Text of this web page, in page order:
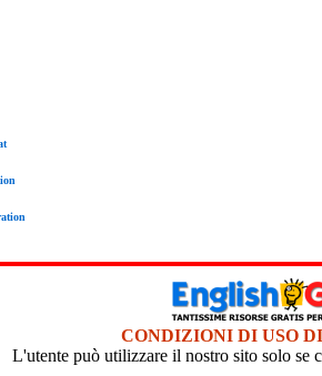
CONDIZIONI DI USO
L'utente può utilizzare il nostro sito solo se